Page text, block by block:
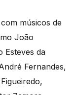
músicos de
João
Esteves da
Fernandes,